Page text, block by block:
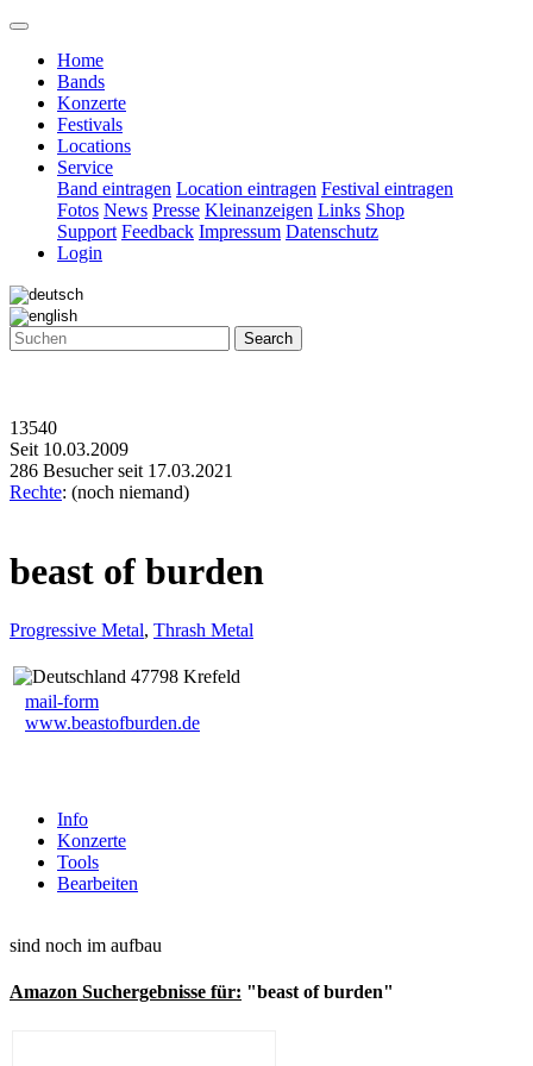
Home
Bands
Konzerte
Festivals
Locations
Service
Band eintragen Location eintragen Festival eintragen
Fotos News Presse Kleinanzeigen Links Shop
Support Feedback Impressum Datenschutz
Login
Search
13540
Seit 10.03.2009
286 Besucher seit 17.03.2021
Rechte: (noch niemand)
beast of burden
Progressive Metal, Thrash Metal
47798 Krefeld
mail-form
www.beastofburden.de
Info
Konzerte
Tools
Bearbeiten
sind noch im aufbau
Amazon Suchergebnisse für: "beast of burden"